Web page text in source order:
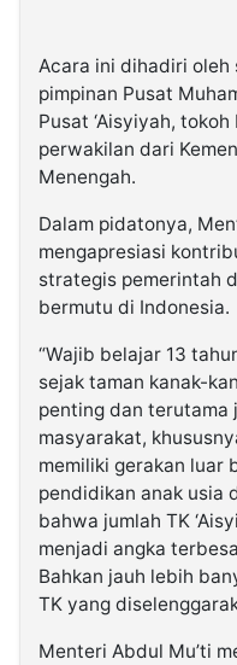
Acara ini dihadiri
pimpinan Pusat
Pusat ‘Aisyiyah,
perwakilan dari
Menengah.
Dalam pidatonya,
mengapresiasi
strategis pemerintah
bermutu di Indonesia.
“Wajib belajar 13
sejak taman kanak-
penting dan terutama
masyarakat,
memiliki gerakan luar
pendidikan anak usia
bahwa jumlah TK
menjadi angka
Bahkan jauh lebih
TK yang
Menteri Abdul Mu’ti